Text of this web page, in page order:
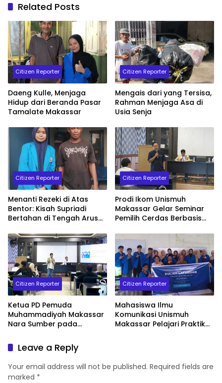
Related Posts
Citizen Reporter
Daeng Kulle, Menjaga
Hidup dari Beranda Pasar
Tamalate Makassar
Citizen Reporter
Mengais dari yang Tersisa,
Rahman Menjaga Asa di
Usia Senja
Citizen Reporter
Menanti Rezeki di Atas
Bentor: Kisah Supriadi
Bertahan di Tengah Arus
Citizen Reporter
Prodi Ikom Unismuh
Makassar Gelar Seminar
Pemilih Cerdas Berbasis
Hadirkan Dr. Nur Wahid
dan Muhammad Fauzan
Citizen Reporter
Ketua PD Pemuda
Muhammadiyah Makassar
Nara Sumber pada
Berbasis Nilai Lokal Sulsel
di Fisip Unismuh Makassar
Citizen Reporter
Mahasiswa Ilmu
Komunikasi Unismuh
Makassar Pelajari Praktik
Leave a Reply
Your email address will not be published. Required fields are
marked *